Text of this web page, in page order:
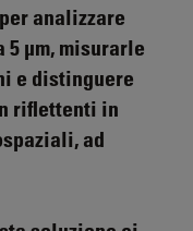
analizzare
µm, misurarle
e distinguere
riflettenti in
ad